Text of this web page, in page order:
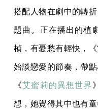
搭配人物在劇中的轉
題曲。正在播出的植
楨，有憂愁有輕快，
始談戀愛的節奏，帶
《艾蜜莉的異想世界
想，她覺得其中也有